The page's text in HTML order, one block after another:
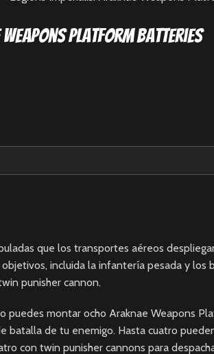
Platform Batteries
que los transportes aéreos
incluida la infantería pesada y
punisher cannon.
montar ocho Araknae Weapons
batalla de tu enemigo. Hasta cuatro
con twin punisher cannons para